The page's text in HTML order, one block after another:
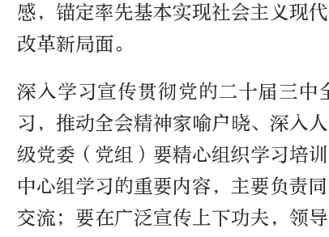
感，锚定率先基本实现社会主义现
改革新局面。
深入学习宣传贯彻党的二十届三
习，推动全会精神家喻户晓、深入
级党委（党组）要精心组织学习培
中心组学习的重要内容，主要负责
交流；要在广泛宣传上下功夫，领